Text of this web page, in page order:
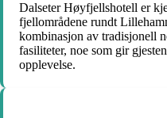
Dalseter Høyfjellshotell er
fjellområdene rundt
kombinasjon av tradisjonell
fasiliteter, noe som gir
opplevelse.